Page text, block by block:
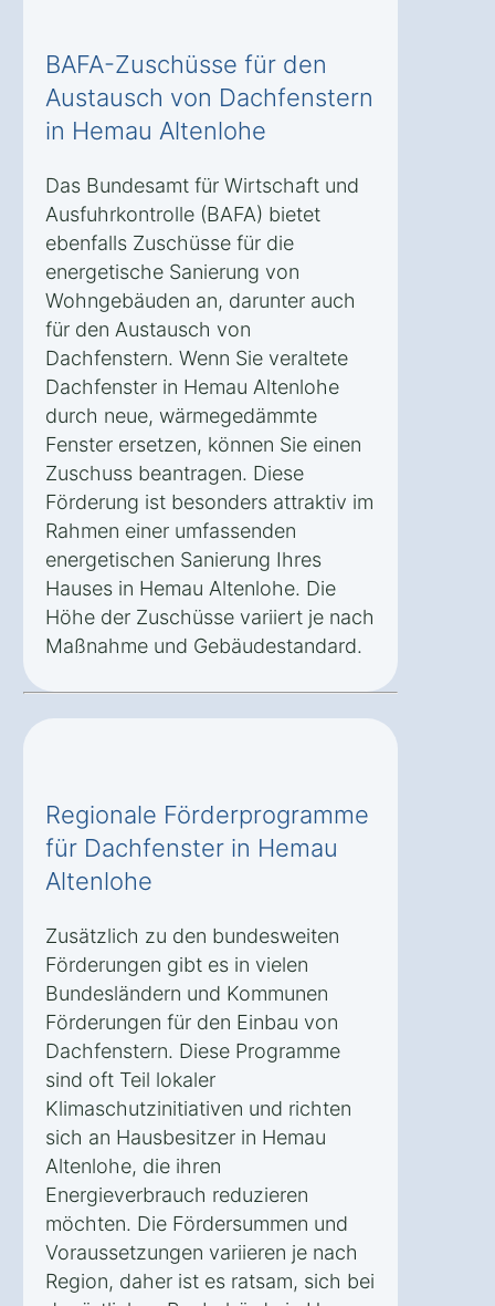
BAFA-Zuschüsse für den
Austausch von Dachfenstern
in Hemau Altenlohe
Das Bundesamt für Wirtschaft und
Ausfuhrkontrolle (BAFA) bietet
ebenfalls Zuschüsse für die
energetische Sanierung von
Wohngebäuden an, darunter auch
für den Austausch von
Dachfenstern. Wenn Sie veraltete
Dachfenster in Hemau Altenlohe
durch neue, wärmegedämmte
Fenster ersetzen, können Sie einen
Zuschuss beantragen. Diese
Förderung ist besonders attraktiv im
Rahmen einer umfassenden
energetischen Sanierung Ihres
Hauses in Hemau Altenlohe. Die
Höhe der Zuschüsse variiert je nach
Maßnahme und Gebäudestandard.
Regionale Förderprogramme
für Dachfenster in Hemau
Altenlohe
Zusätzlich zu den bundesweiten
Förderungen gibt es in vielen
Bundesländern und Kommunen
Förderungen für den Einbau von
Dachfenstern. Diese Programme
sind oft Teil lokaler
Klimaschutzinitiativen und richten
sich an Hausbesitzer in Hemau
Altenlohe, die ihren
Energieverbrauch reduzieren
möchten. Die Fördersummen und
Voraussetzungen variieren je nach
Region, daher ist es ratsam, sich bei